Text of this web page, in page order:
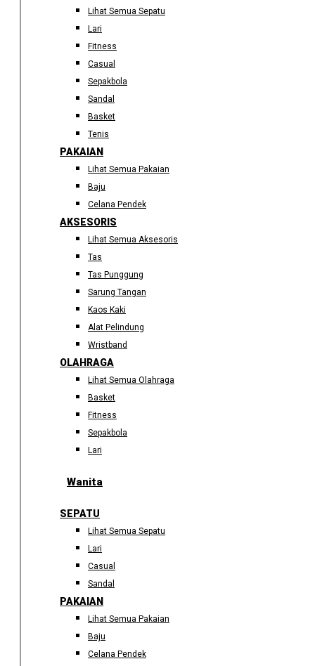
Lihat Semua Sepatu
Lari
Fitness
Casual
Sepakbola
Sandal
Basket
Tenis
PAKAIAN
Lihat Semua Pakaian
Baju
Celana Pendek
AKSESORIS
Lihat Semua Aksesoris
Tas
Tas Punggung
Sarung Tangan
Kaos Kaki
Alat Pelindung
Wristband
OLAHRAGA
Lihat Semua Olahraga
Basket
Fitness
Sepakbola
Lari
Wanita
SEPATU
Lihat Semua Sepatu
Lari
Casual
Sandal
PAKAIAN
Lihat Semua Pakaian
Baju
Celana Pendek